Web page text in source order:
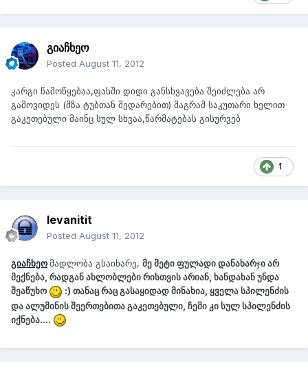
გიაჩხეო
Posted August 11, 2012
კარგი წამოწყებაა,ფასში დიდი განსხვავება შეიძლება არ
გამოვიდეს (მზა ტუბთან შედარებით) მაგრამ საკუთარი ხელით
გაკეთებული მაინც სულ სხვაა,წარმატებას გისურვებ
1
levanitit
Posted August 11, 2012
გიაჩხეომადლობა გსაიხარე, მე მეტი ფულადი დანახარჯი არ
მექნება, რადგან ახლობლები რისთვის არიან, ხანდახან უნდა
შეაწუხო
:) თანაც რაც გასაყიდად მინახია, ყველა სპილენძის
და ალუმინის შეერთებითა გაკეთებული, ჩემი კი სულ სპილენძის
იქნება....